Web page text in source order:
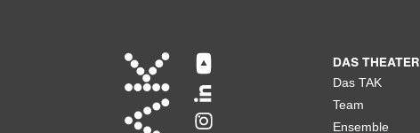
DAS THEATER
Das TAK
Team
Ensemble